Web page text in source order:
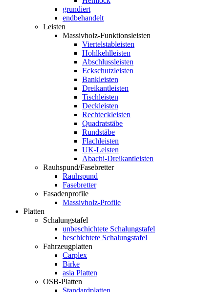
grundiert
endbehandelt
Leisten
Massivholz-Funktionsleisten
Viertelstableisten
Hohlkehlleisten
Abschlussleisten
Eckschutzleisten
Bankleisten
Dreikantleisten
Tischleisten
Deckleisten
Rechteckleisten
Quadratstäbe
Rundstäbe
Flachleisten
UK-Leisten
Abachi-Dreikantleisten
Rauhspund/Fasebretter
Rauhspund
Fasebretter
Fasadenprofile
Massivholz-Profile
Platten
Schalungstafel
unbeschichtete Schalungstafel
beschichtete Schalungstafel
Fahrzeugplatten
Carplex
Birke
asia Platten
OSB-Platten
Standardplatten